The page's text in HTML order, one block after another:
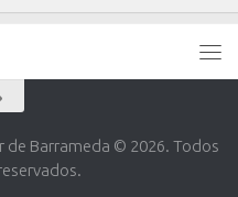
de Barrameda © 2026. Todos